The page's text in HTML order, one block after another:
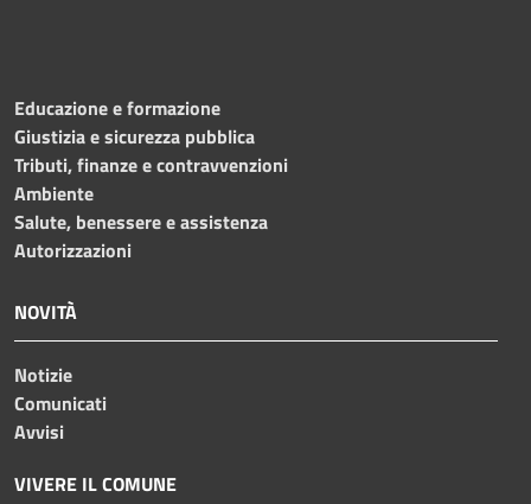
Educazione e formazione
Giustizia e sicurezza pubblica
Tributi, finanze e contravvenzioni
Ambiente
Salute, benessere e assistenza
Autorizzazioni
NOVITÀ
Notizie
Comunicati
Avvisi
VIVERE IL COMUNE